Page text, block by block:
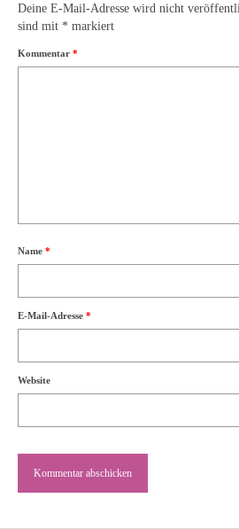
Deine E-Mail-Adresse wird nicht
sind mit * markiert
Kommentar *
Name *
E-Mail-Adresse *
Website